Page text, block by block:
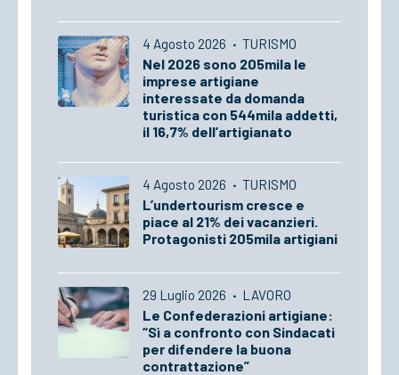
4 Agosto 2026 · TURISMO
Nel 2026 sono 205mila le
imprese artigiane
interessate da domanda
turistica con 544mila addetti,
il 16,7% dell’artigianato
4 Agosto 2026 · TURISMO
L’undertourism cresce e
piace al 21% dei vacanzieri.
Protagonisti 205mila artigiani
29 Luglio 2026 · LAVORO
Le Confederazioni artigiane:
“Sì a confronto con Sindacati
per difendere la buona
contrattazione”